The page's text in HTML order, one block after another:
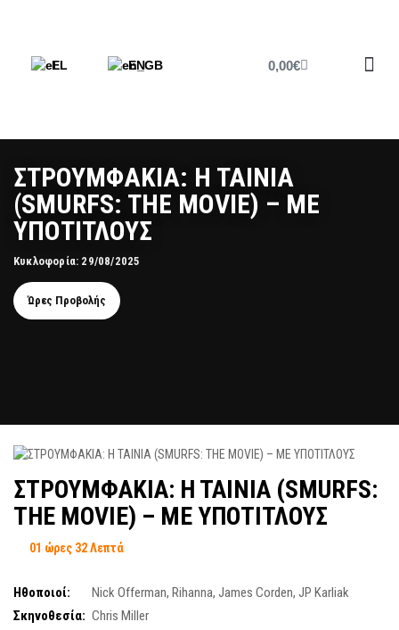
EL EN 0,00€
ΣΤΡΟΥΜΦΑΚΙΑ: H TAINIA
(SMURFS: THE MOVIE) – ΜΕ
ΥΠΟΤΙΤΛΟΥΣ
Κυκλοφορία: 29/08/2025
Ώρες Προβολής
ΣΤΡΟΥΜΦΑΚΙΑ: H TAINIA (SMURFS:
THE MOVIE) – ΜΕ ΥΠΟΤΙΤΛΟΥΣ
01 ώρες 32 Λεπτά
Ηθοποιοί: Nick Offerman, Rihanna, James Corden, JP Karliak
Σκηνοθεσία: Chris Miller